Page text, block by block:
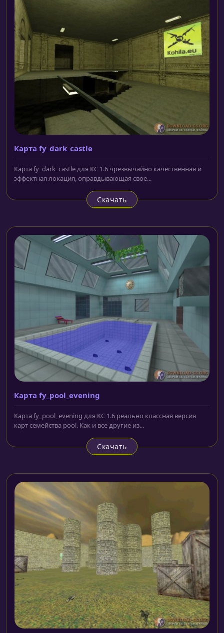
Карта fy_dark_castle
Карта fy_dark_castle для КС 1.6 чрезвычайно качественная и
эффектная локация, оправдывающая свое...
Скачать
Карта fy_pool_evening
Карта fy_pool_evening для КС 1.6 реально классная версия
карт семейства pool. Как и все другие из...
Скачать